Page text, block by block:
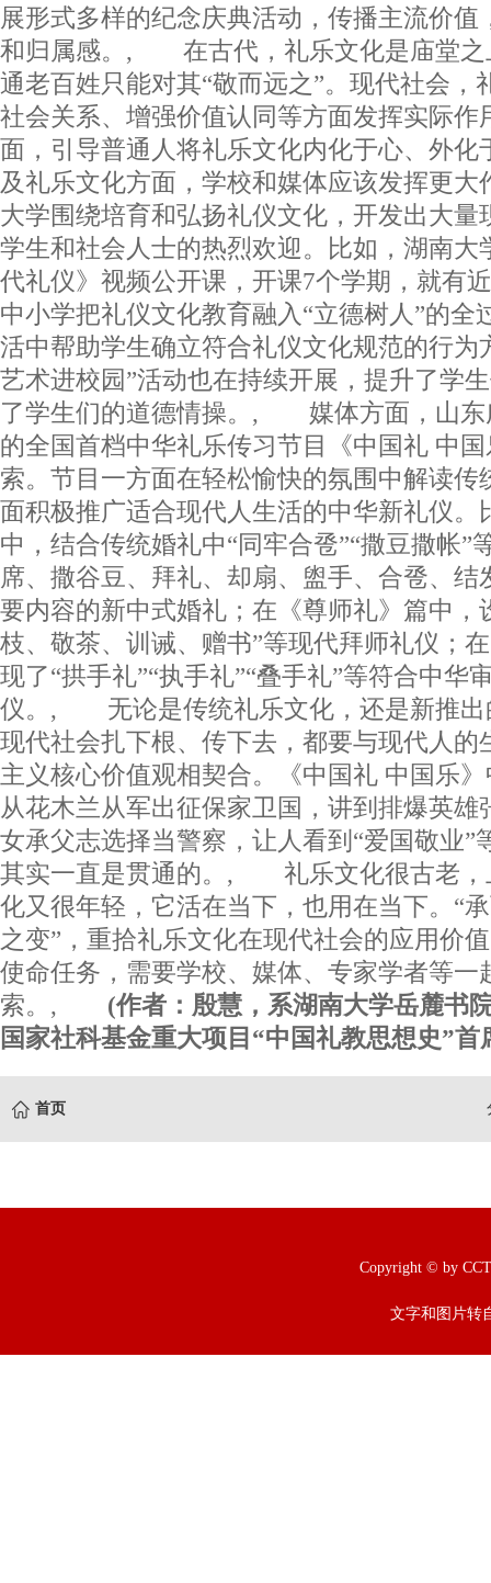
展形式多样的纪念庆典活动，传播主流价值
和归属感。, 在古代，礼乐文化是庙堂之
通老百姓只能对其“敬而远之”。现代社会，
社会关系、增强价值认同等方面发挥实际作
面，引导普通人将礼乐文化内化于心、
及礼乐文化方面，学校和媒体应该发挥更大
大学围绕培育和弘扬礼仪文化，开发出大量
学生和社会人士的热烈欢迎。比如，湖南大
代礼仪》视频公开课，开课7个学期，就有
中小学把礼仪文化教育融入“立德树人”的全
活中帮助学生确立符合礼仪文化规范的行为
艺术进校园”活动也在持续开展，提升了学
了学生们的道德情操。, 媒体方面，山东
的全国首档中华礼乐传习节目《中国礼 中
索。节目一方面在轻松愉快的氛围中解读传
面积极推广适合现代人生活的中华新礼仪。
中，结合传统婚礼中“同牢合卺”“撒豆撒帐”
席、撒谷豆、拜礼、却扇、盥手、合卺、结
要内容的新中式婚礼；在《尊师礼》篇中，
枝、敬茶、训诫、赠书”等现代拜师礼仪；
现了“拱手礼”“执手礼”“叠手礼”等符合中华
仪。, 无论是传统礼乐文化，还是新推出
现代社会扎下根、传下去，都要与现代人的
主义核心价值观相契合。《中国礼 中国乐
从花木兰从军出征保家卫国，讲到排爆英雄
女承父志选择当警察，让人看到“爱国敬业”
其实一直是贯通的。, 礼乐文化很古老，
化又很年轻，它活在当下，也用在当下。“
之变”，重拾礼乐文化在现代社会的应用价
使命任务，需要学校、媒体、专家学者等一
索。, (作者：殷慧，系湖南大学岳麓书
国家社科基金重大项目“中国礼教思想史”首
首页
Copyright © by
文字和图片转